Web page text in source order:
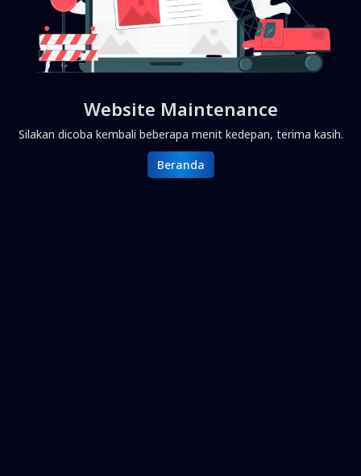
Website Maintenance
Silakan dicoba kembali beberapa menit kedepan, terima kasih.
Beranda